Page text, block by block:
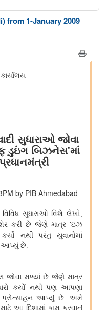
शाह ने मुंबई में NUCFDC के
संपन्न हुई; भोपाल घोषणापत्र
समारोह 2026 के दौरान प्रदर्शन
करके ऑस्ट्रेलिया जाने वाले
को तेज़ किया है
from 1-January 2009